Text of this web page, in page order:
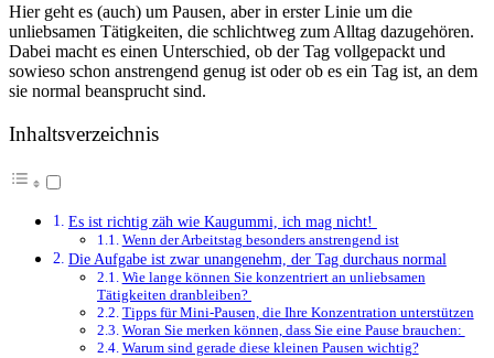
Hier geht es (auch) um Pausen, aber in erster Linie um die
unliebsamen Tätigkeiten, die schlichtweg zum Alltag dazugehören.
Dabei macht es einen Unterschied, ob der Tag vollgepackt und
sowieso schon anstrengend genug ist oder ob es ein Tag ist, an dem
sie normal beansprucht sind.
Inhaltsverzeichnis
Es ist richtig zäh wie Kaugummi, ich mag nicht!
Wenn der Arbeitstag besonders anstrengend ist
Die Aufgabe ist zwar unangenehm, der Tag durchaus normal
Wie lange können Sie konzentriert an unliebsamen
Tätigkeiten dranbleiben?
Tipps für Mini-Pausen, die Ihre Konzentration unterstützen
Woran Sie merken können, dass Sie eine Pause brauchen:
Warum sind gerade diese kleinen Pausen wichtig?